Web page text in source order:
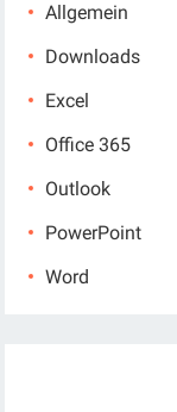
Allgemein
Downloads
Excel
Office 365
Outlook
PowerPoint
Word